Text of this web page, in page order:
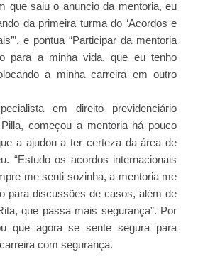
que saiu o anuncio da mentoria, eu
da primeira turma do ‘Acordos e
e pontua “Participar da mentoria
para a minha vida, que eu tenho
a minha carreira em outro
em direito previdenciário
começou a mentoria há pouco
a ajudou a ter certeza da área de
“Estudo os acordos internacionais
me senti sozinha, a mentoria me
para discussões de casos, além de
que passa mais segurança”. Por
que agora se sente segura para
com segurança.